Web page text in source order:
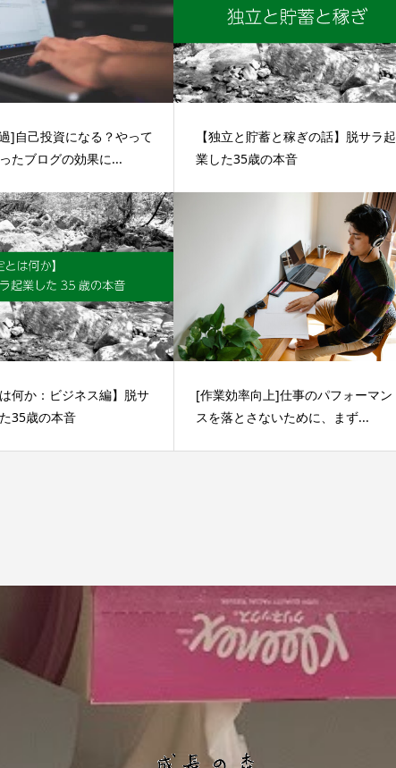
]自己投資になる？やって
たブログの効果に...
【独立と貯蓄と稼ぎの話】脱サラ起
業した35歳の本音
は何か：ビジネス編】脱サ
35歳の本音
[作業効率向上]仕事のパフォーマン
スを落とさないために、まず...